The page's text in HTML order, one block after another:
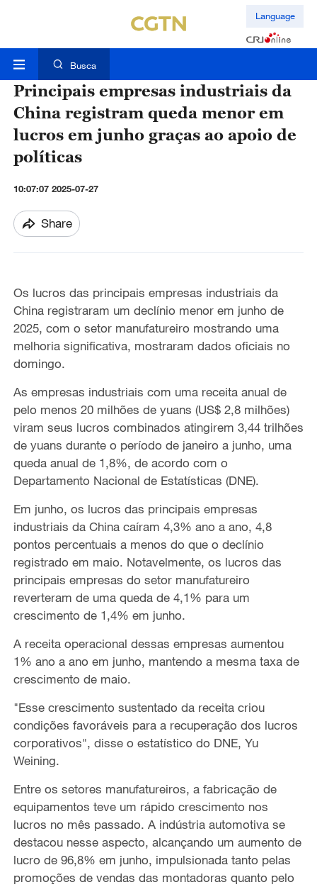
Language
Busca
Principais empresas industriais da
China registram queda menor em
lucros em junho graças ao apoio de
políticas
10:07:07 2025-07-27
Share
Os lucros das principais empresas industriais da
China registraram um declínio menor em junho de
2025, com o setor manufatureiro mostrando uma
melhoria significativa, mostraram dados oficiais no
domingo.
As empresas industriais com uma receita anual de
pelo menos 20 milhões de yuans (US$ 2,8 milhões)
viram seus lucros combinados atingirem 3,44 trilhões
de yuans durante o período de janeiro a junho, uma
queda anual de 1,8%, de acordo com o
Departamento Nacional de Estatísticas (DNE).
Em junho, os lucros das principais empresas
industriais da China caíram 4,3% ano a ano, 4,8
pontos percentuais a menos do que o declínio
registrado em maio. Notavelmente, os lucros das
principais empresas do setor manufatureiro
reverteram de uma queda de 4,1% para um
crescimento de 1,4% em junho.
A receita operacional dessas empresas aumentou
1% ano a ano em junho, mantendo a mesma taxa de
crescimento de maio.
"Esse crescimento sustentado da receita criou
condições favoráveis para a recuperação dos lucros
corporativos", disse o estatístico do DNE, Yu
Weining.
Entre os setores manufatureiros, a fabricação de
equipamentos teve um rápido crescimento nos
lucros no mês passado. A indústria automotiva se
destacou nesse aspecto, alcançando um aumento de
lucro de 96,8% em junho, impulsionada tanto pelas
promoções de vendas das montadoras quanto pelo